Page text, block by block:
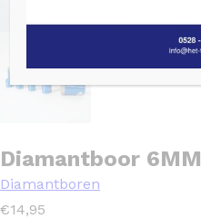
Diamantboor 6MM
Diamantboren
€14,95